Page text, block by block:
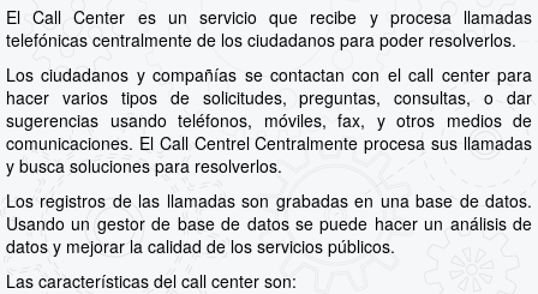
El Call Center es un servicio que recibe y procesa llamadas
telefónicas centralmente de los ciudadanos para poder resolverlos.
Los ciudadanos y compañías se contactan con el call center para
hacer varios tipos de solicitudes, preguntas, consultas, o dar
sugerencias usando teléfonos, móviles, fax, y otros medios de
comunicaciones. El Call Centrel Centralmente procesa sus llamadas
y busca soluciones para resolverlos.
Los registros de las llamadas son grabadas en una base de datos.
Usando un gestor de base de datos se puede hacer un análisis de
datos y mejorar la calidad de los servicios públicos.
Las características del call center son: